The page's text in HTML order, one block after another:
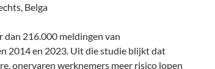
Belga
dan 216.000 meldingen van
2014 en 2023. Uit die studie blijkt dat
onervaren werknemers meer risico lopen